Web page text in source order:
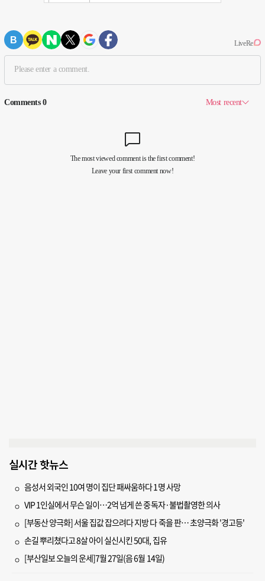
실시간 핫뉴스
음성서 외국인 10여 명이 집단 패싸움하다 1명 사망
VIP 1인실에서 무슨 일이…2억 넘게 쓴 중독자·불법촬영한 의사
[부동산 양극화] 서울 집값 잡으려다 지방 다 죽을 판… 초양극화 '경고등'
손길 뿌리쳤다고 8살 아이 실신시킨 50대, 집유
[부산일보 오늘의 운세]7월 27일(음 6월 14일)